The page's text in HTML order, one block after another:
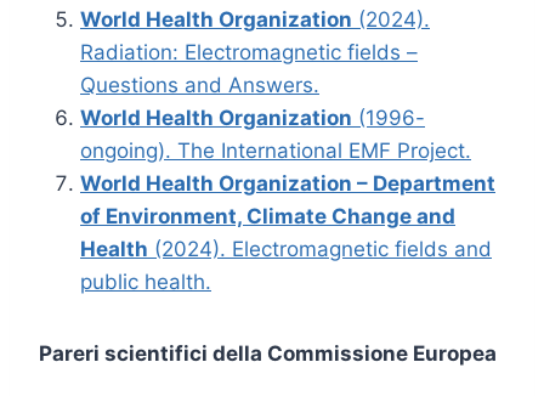
World Health Organization (2024).
Radiation: Electromagnetic fields –
Questions and Answers.
World Health Organization (1996-
ongoing). The International EMF Project.
World Health Organization – Department
of Environment, Climate Change and
Health (2024). Electromagnetic fields and
public health.
Pareri scientifici della Commissione Europea